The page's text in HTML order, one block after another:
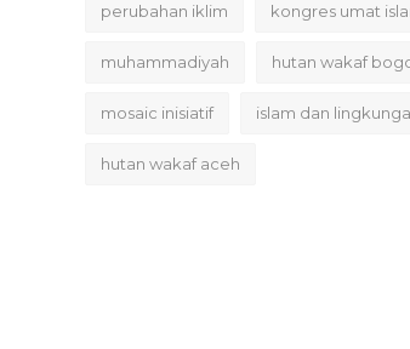
perubahan iklim kongres umat
muhammadiyah hutan wakaf
mosaic inisiatif islam dan
hutan wakaf aceh